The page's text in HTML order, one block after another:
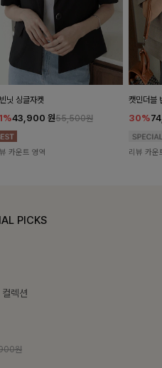
닛 싱글자켓
43,900 원55,500원
카운트 영역
캣민더블
30%
리뷰 카운
PICKS
렉션
원